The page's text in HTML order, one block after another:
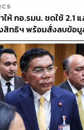
ABOUT THE
ศวิตา พูลเสถียร
ช่างภาพข่าว ประจำสำนัก
STANDARD
ห้ กอ.รมน. ชดใช้ 2.1
สิทธิฯ พร้อมสั่งลบข้อ